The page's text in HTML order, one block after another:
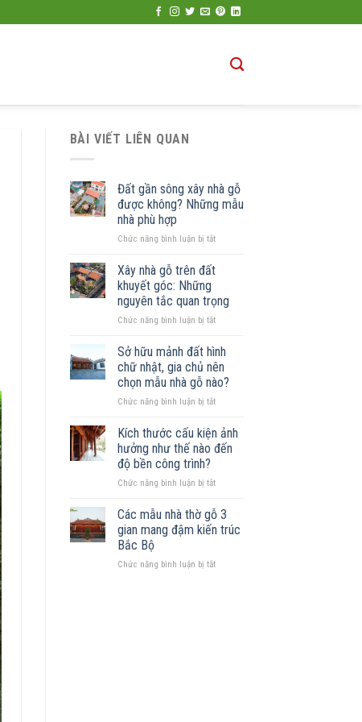
BÀI VIẾT LIÊN QUAN
Đất gần sông xây nhà gỗ
được không? Những mẫu
nhà phù hợp
Chức năng bình luận bị tắtở
nhà
gỗ
không?
Những
mẫu
nhà
phù
Xây nhà gỗ trên đất
khuyết góc: Những
nguyên tắc quan trọng
Chức năng bình luận bị tắtở
nhà
gỗ
trên
đất
khuyết
Những
nguyên
tắc
trọng
Sở hữu mảnh đất hình
chữ nhật, gia chủ nên
chọn mẫu nhà gỗ nào?
Chức năng bình luận bị tắtở
hữu
mảnh
đất
chữ
gia
chủ
nên
mẫu
Kích thước cấu kiện ảnh
hưởng như thế nào đến
độ bền công trình?
Chức năng bình luận bị tắtở
thước
kiện
hưởng
Các mẫu nhà thờ gỗ 3
gian mang đậm kiến trúc
Bắc Bộ
Chức năng bình luận bị tắtở